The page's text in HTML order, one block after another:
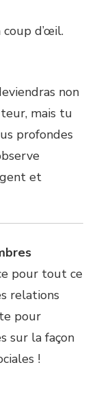
d’œil.
non
mais tu
profondes
et
pour tout ce
relations
pour
sur la façon
!